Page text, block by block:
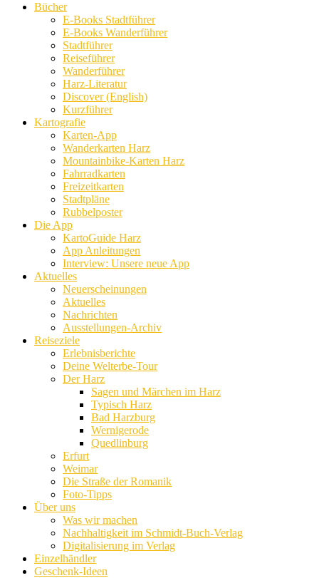
Bücher
E-Books Stadtführer
E-Books Wanderführer
Stadtführer
Reiseführer
Wanderführer
Harz-Literatur
Discover (English)
Kurzführer
Kartografie
Karten-App
Wanderkarten Harz
Mountainbike-Karten Harz
Fahrradkarten
Freizeitkarten
Stadtpläne
Rubbelposter
Die App
KartoGuide Harz
App Anleitungen
Interview: Unsere neue App
Aktuelles
Neuerscheinungen
Aktuelles
Nachrichten
Ausstellungen-Archiv
Reiseziele
Erlebnisberichte
Deine Welterbe-Tour
Der Harz
Sagen und Märchen im Harz
Typisch Harz
Bad Harzburg
Wernigerode
Quedlinburg
Erfurt
Weimar
Die Straße der Romanik
Foto-Tipps
Über uns
Was wir machen
Nachhaltigkeit im Schmidt-Buch-Verlag
Digitalisierung im Verlag
Einzelhändler
Geschenk-Ideen